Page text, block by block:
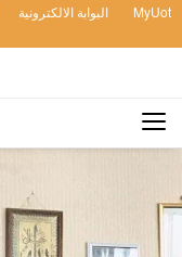
البوابة الالكترونية MyUot